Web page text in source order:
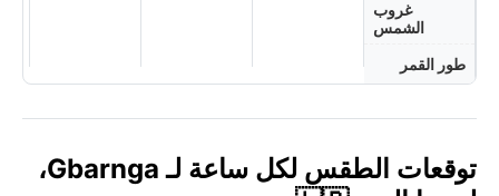
غروب
الشمس
طور القمر
توقعات الطقس لكل ساعة لـ Gbarnga،